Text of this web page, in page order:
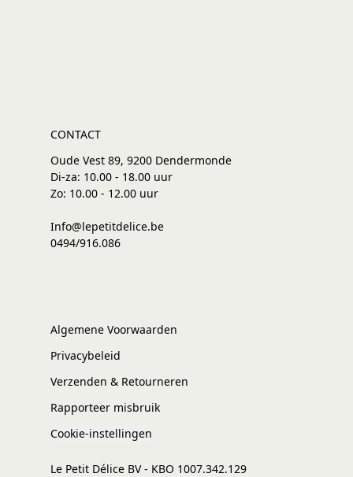
CONTACT
Oude Vest 89, 9200 Dendermonde
Di-za: 10.00 - 18.00 uur
Zo: 10.00 - 12.00 uur
Info@lepetitdelice.be
0494/916.086
Algemene Voorwaarden
Privacybeleid
Verzenden & Retourneren
Rapporteer misbruik
Cookie-instellingen
Le Petit Délice BV - KBO 1007.342.129